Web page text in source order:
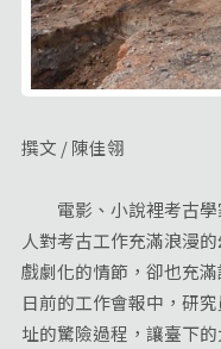
撰文 / 陳佳翎
電影、小說裡考古學
人對考古工作充滿浪漫
戲劇化的情節，卻也充
日前的工作會報中，研
址的驚險過程，讓臺下